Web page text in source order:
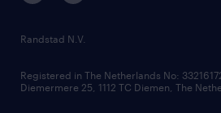
randstad innovation fund
country websites
Randstad N.V.
Registered in The Netherlands No:
Diemermere 25, 1112 TC Diemen, The